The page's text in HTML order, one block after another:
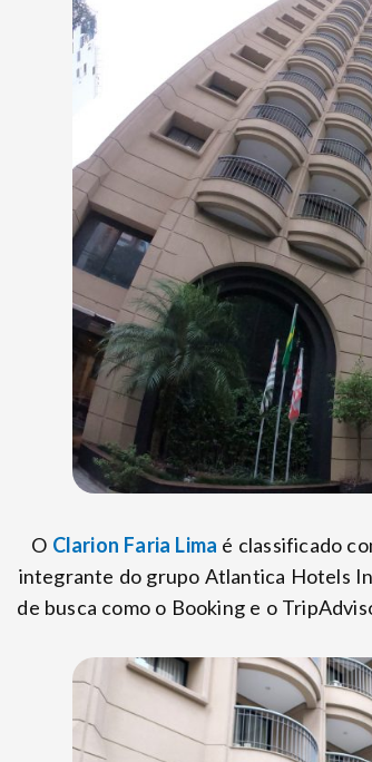
O Clarion Faria Lima é classificado
integrante do grupo Atlantica Hotels
de busca como o Booking e o